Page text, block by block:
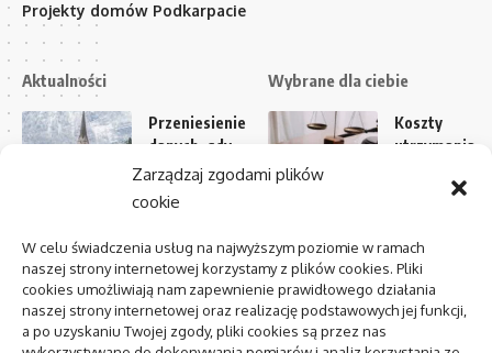
Zarządzaj zgodami plików
cookie
W celu świadczenia usług na najwyższym poziomie w ramach
naszej strony internetowej korzystamy z plików cookies. Pliki
cookies umożliwiają nam zapewnienie prawidłowego działania
naszej strony internetowej oraz realizację podstawowych jej funkcji,
a po uzyskaniu Twojej zgody, pliki cookies są przez nas
Projekty domów Podkarpacie
Aktualności
Przeniesienie
danych, gdy
ekran nie
reaguje na
AI w media
relations:
zastosowania
i
Wybrane dla ciebie
Koszty
utrzymania
materiał
Zmiana biura